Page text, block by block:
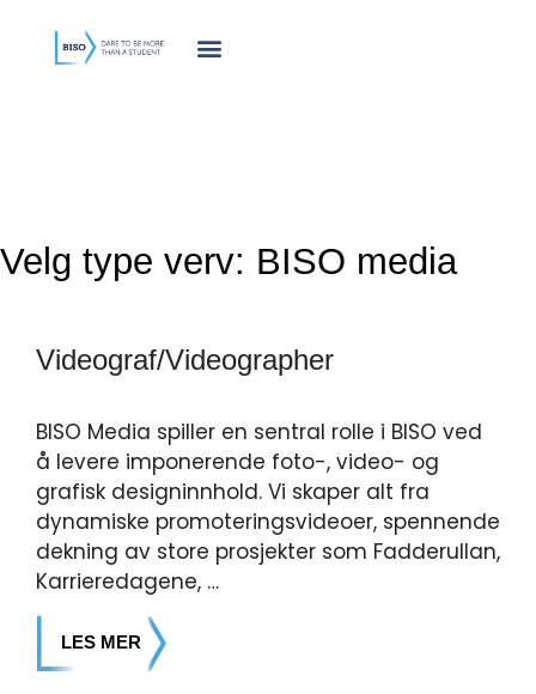
innholdet
Velg type verv: BISO media
Videograf/Videographer
BISO Media spiller en sentral rolle i BISO ved
å levere imponerende foto-, video- og
grafisk designinnhold. Vi skaper alt fra
dynamiske promoteringsvideoer, spennende
dekning av store prosjekter som Fadderullan,
Karrieredagene, …
LES MER